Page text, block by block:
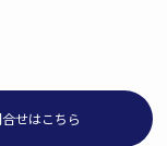
せはこちら